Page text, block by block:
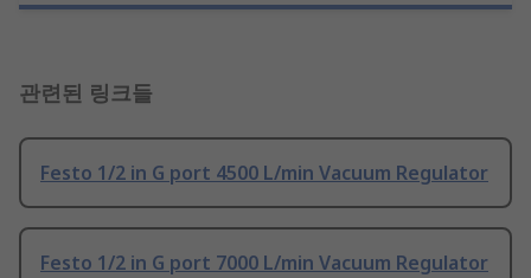
관련된 링크들
Festo 1/2 in G port 4500 L/min Vacuum Regulator
Festo 1/2 in G port 7000 L/min Vacuum Regulator